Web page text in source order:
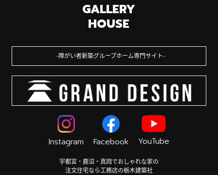
GALLERY
HOUSE
障がい者新築グループホーム専門サイト
Instagram Facebook YouTube
宇都宮・鹿沼・真岡でおしゃれな家の
注文住宅なら工務店の栃木建築社